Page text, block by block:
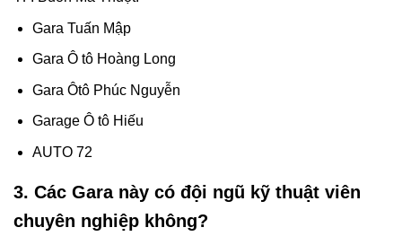
Gara Tuấn Mập
Gara Ô tô Hoàng Long
Gara Ôtô Phúc Nguyễn
Garage Ô tô Hiếu
AUTO 72
3. Các Gara này có đội ngũ kỹ thuật viên
chuyên nghiệp không?